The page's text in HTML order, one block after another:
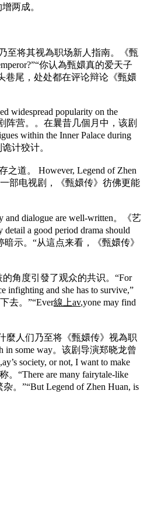
两成。
至将其视為职场新人指南。《甄
你认為甄嬛真的爱天子
头巷尾，处处都在评论辩论《甄嬛
widespread popularity on the
阵营。。在曩昔几個月中，该剧
within the Inner Palace during
计狡计。
道。 However, Legend of Zhen
何一部电视剧，《甄嬛传》彷佛更能
and dialogue are well-written。《艺
a good period drama should
暗示。“从這点来看，《甄嬛传》
的角度引發了观众的共识。“For
infighting and she has to survive,”
去。”“Ever線上av,yone may find
什麼人们乃至将《甄嬛传》视為职
in some way。该剧导演郑晓龙曾
,ay’s society, or not, I want to make
“There are many fairytale-like
。”“But Legend of Zhen Huan, is